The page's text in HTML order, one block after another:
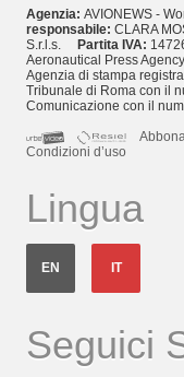
Agenzia: AVIONEWS -
responsabile: CLARA
S.r.l.s.
Partita IVA:
Aeronautical Press Agency
Agenzia di stampa
Tribunale di Roma con il
Comunicazione con il
Condizioni d’uso
Lingua
EN IT
Seguici